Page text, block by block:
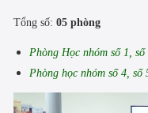
Tổng số: 05 phòng
Phòng Học nhóm số 1,
Phòng học nhóm số 4,